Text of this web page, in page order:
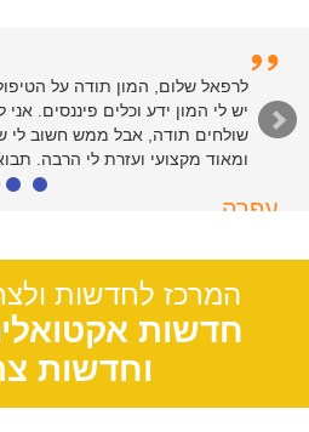
לרפאל שלום, המון תודה על
יש לי המון ידע וכלים פיננסים.
שולחים תודה, אבל ממש חשוב לי
ומאוד מקצועי ועזרת לי הרבה.
עפרה
המרכז לחדשות
חדשות
וחדשות